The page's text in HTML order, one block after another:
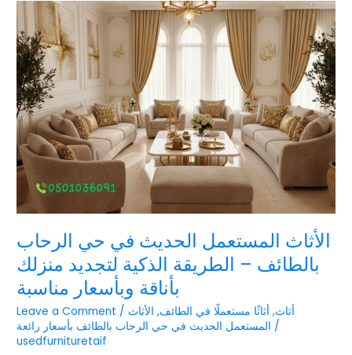
الأثاث المستعمل الحديث في حي الرحاب
بالطائف – الطريقة الذكية لتجديد منزلك
بأناقة وبأسعار مناسبة
Leave a Comment / أثاث, أثاثًا مستعملًا في الطائف, الأثاث
المستعمل الحديث في حي الرحاب بالطائف بأسعار رائعة /
usedfurnituretaif
الأثاث
المستعمل
الحديث
في
حي
الرحاب
بالطائف
–
الطريقة
الذكية
لتجديد
منزلك
بأناقة
مناسبة